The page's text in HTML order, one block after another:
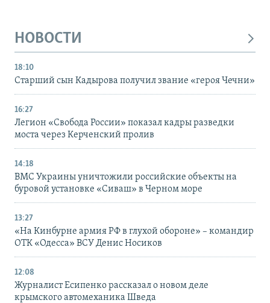
НОВОСТИ
18:10
Старший сын Кадырова получил звание «героя Чечни»
16:27
Легион «Свобода России» показал кадры разведки
моста через Керченский пролив
14:18
ВМС Украины уничтожили российские объекты на
буровой установке «Сиваш» в Черном море
13:27
«На Кинбурне армия РФ в глухой обороне» – командир
ОТК «Одесса» ВСУ Денис Носиков
12:08
Журналист Есипенко рассказал о новом деле
крымского автомеханика Шведа